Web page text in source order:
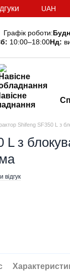
UAH
Графік роботи:
10:00–18:00Нд:
Shifeng SF350 L з
L з
відгук